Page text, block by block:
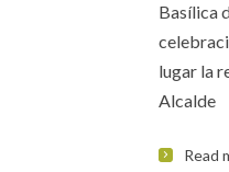
Basílica
lugar la
Alcalde
Read